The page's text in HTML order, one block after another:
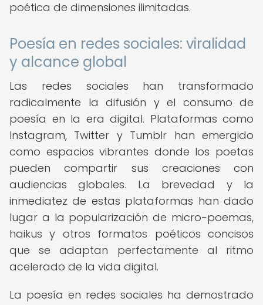
poética de dimensiones ilimitadas.
Poesía en redes sociales: viralidad
y alcance global
Las redes sociales han transformado
radicalmente la difusión y el consumo de
poesía en la era digital. Plataformas como
Instagram, Twitter y Tumblr han emergido
como espacios vibrantes donde los poetas
pueden compartir sus creaciones con
audiencias globales. La brevedad y la
inmediatez de estas plataformas han dado
lugar a la popularización de micro-poemas,
haikus y otros formatos poéticos concisos
que se adaptan perfectamente al ritmo
acelerado de la vida digital.
La poesía en redes sociales ha demostrado